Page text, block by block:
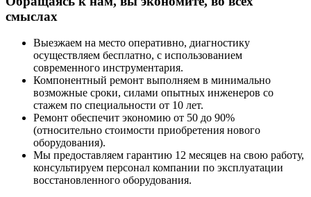
смыслах
Выезжаем на место оперативно, диагностику
осуществляем бесплатно, с использованием
современного инструментария.
Компонентный ремонт выполняем в минимально
возможные сроки, силами опытных инженеров со
стажем по специальности от 10 лет.
Ремонт обеспечит экономию от 50 до 90%
(относительно стоимости приобретения нового
оборудования).
Мы предоставляем гарантию 12 месяцев на свою работу,
консультируем персонал компании по эксплуатации
восстановленного оборудования.